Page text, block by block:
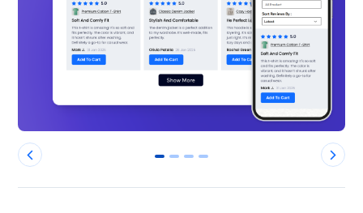
0 1 2 3